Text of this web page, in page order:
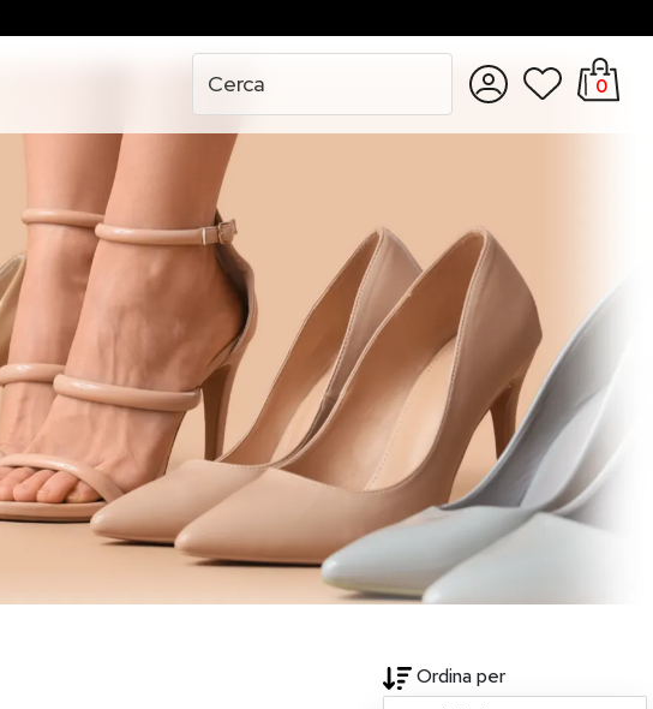
Accedi
0
Ordina per